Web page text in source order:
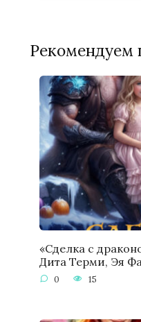
Рекомендуем
«Сделка с
Дита Терми, Эя
0 15